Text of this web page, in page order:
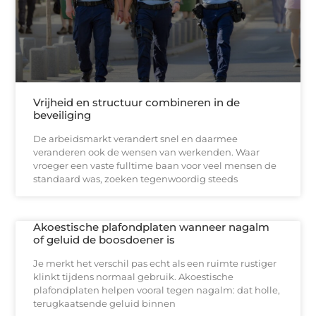
Vrijheid en structuur combineren in de
beveiliging
De arbeidsmarkt verandert snel en daarmee
veranderen ook de wensen van werkenden. Waar
vroeger een vaste fulltime baan voor veel mensen de
standaard was, zoeken tegenwoordig steeds
Akoestische plafondplaten wanneer nagalm
of geluid de boosdoener is
Je merkt het verschil pas echt als een ruimte rustiger
klinkt tijdens normaal gebruik. Akoestische
plafondplaten helpen vooral tegen nagalm: dat holle,
terugkaatsende geluid binnen